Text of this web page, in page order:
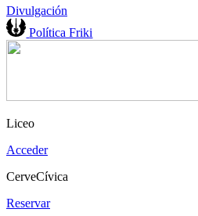
Divulgación
Política Friki
Liceo
Acceder
CerveCívica
Reservar